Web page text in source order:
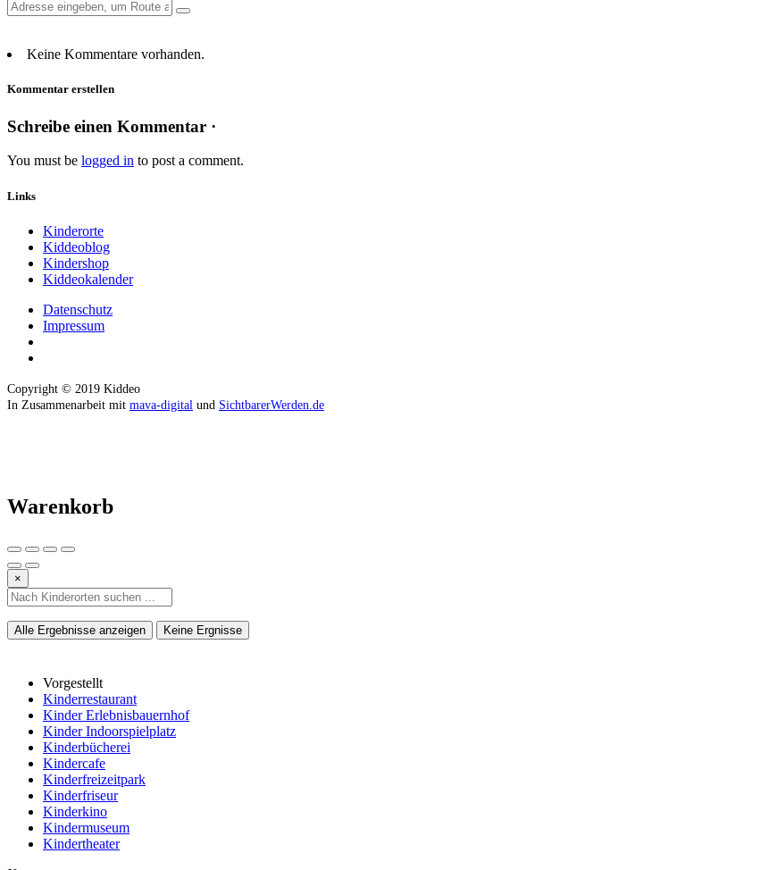
Keine Kommentare vorhanden.
Kommentar erstellen
Schreibe einen Kommentar ·
You must be logged in to post a comment.
Links
Kinderorte
Kiddeoblog
Kindershop
Kiddeokalender
Datenschutz
Impressum
Copyright © 2019 Kiddeo
In Zusammenarbeit mit mava-digital und SichtbarerWerden.de
Warenkorb
×
Alle Ergebnisse anzeigen Keine Ergnisse
Vorgestellt
Kinderrestaurant
Kinder Erlebnisbauernhof
Kinder Indoorspielplatz
Kinderbücherei
Kindercafe
Kinderfreizeitpark
Kinderfriseur
Kinderkino
Kindermuseum
Kindertheater